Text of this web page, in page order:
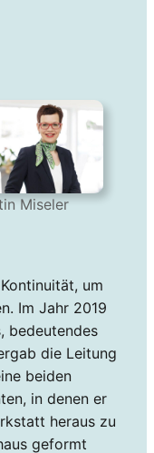
Miseler
um
Im Jahr 2019
bedeutendes
die Leitung
beiden
in denen er
heraus zu
geformt